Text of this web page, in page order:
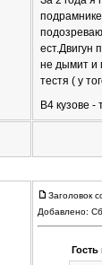
ест.Двигун
не дымит и
тестя ( у
B4 кузове
Заголовок
Добавлено: